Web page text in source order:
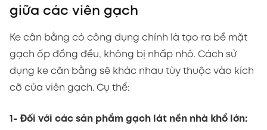
giữa các viên gạch
Ke cân bằng có công dụng chính là tạo ra bề mặt
gạch ốp đồng đều, không bị nhấp nhô. Cách sử
dụng ke cân bằng sẽ khác nhau tùy thuộc vào kích
cỡ của viên gạch. Cụ thể:
1- Đối với các sản phẩm gạch lát nền nhà khổ lớn: